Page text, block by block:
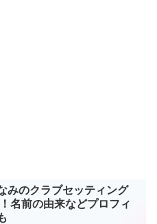
みのクラブセッティング
名前の由来などプロフィ